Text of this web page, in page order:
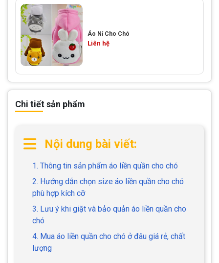
Chi tiết sản phẩm
Nội dung bài viết:
1. Thông tin sản phẩm áo liền quần cho chó
2. Hướng dẫn chọn size áo liền quần cho chó
phù hợp kích cỡ
3. Lưu ý khi giặt và bảo quản áo liền quần cho
chó
4. Mua áo liền quần cho chó ở đâu giá rẻ, chất
lượng
Áo Nỉ Cho Chó
Liên hệ